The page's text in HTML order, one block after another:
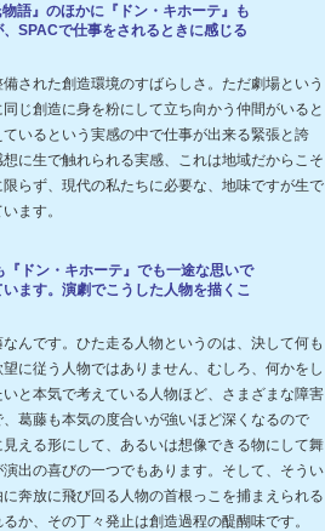
語』のほかに『ドン・キホーテ』も
SPACで仕事をされるときに感じる
された創造環境のすばらしさ。ただ劇場という
じ創造に身を粉にして立ち向かう仲間がいると
いるという実感の中で仕事が出来る緊張と誇
に生で触れられる実感、これは地域だからこそ
らず、現代の私たちに必要な、地味ですが生で
ます。
ドン・キホーテ』でも一途な思いで
ます。演劇でこうした人物を描くこ
んです。ひた走る人物というのは、決して何も
に従う人物ではありません、むしろ、何かをし
と本気で考えている人物ほど、さまざまな障害
葛藤も本気の度合いが強いほど深くなるので
える形にして、あるいは想像できる物にして舞
出の喜びの一つでもあります。そして、そうい
奔放に飛び回る人物の首根っこを捕まえられる
か、その丁々発止は創造過程の醍醐味です。